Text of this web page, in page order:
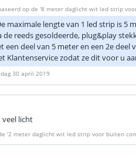
op de '8 meter daglicht wit led strip
maximale lengte van 1 led strip is 5
reeds gesoldeerde, plug&play
deel van 5 meter en een 2e deel
Klantenservice zodat ze dit voor u
30 april 2019
licht
'2 meter daglicht wit led strip voor buiten